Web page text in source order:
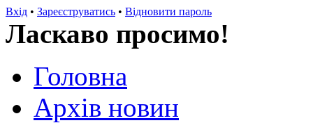
Вхід • Зареєструватись • Відновити пароль
Ласкаво просимо!
Головна
Архів новин